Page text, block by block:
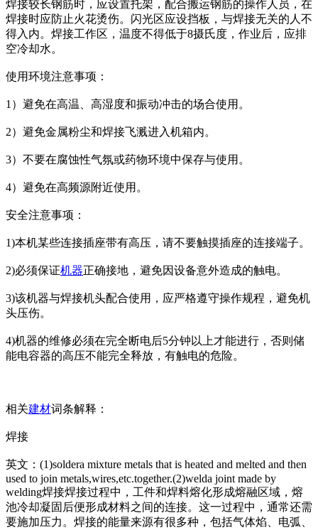
焊接较长钢筋时，应设置托架，配合搬运钢筋的操作人员，在
焊接时应防止火花烫伤。闪光区应设挡板，与焊接无关的人不
得入内。焊接工作区，温度不得低于8摄氏度，作业后，应排
空冷却水。
使用环境注意事项：
1）避免在高温、高湿度和振动冲击的场合使用。
2）避免金属粉尘和焊接飞溅进入机箱内。
3）不要在腐蚀性气氛或药物环境中保存与使用。
4）避免在高频源附近使用。
安全注意事项：
1)本机某些连接插座带有高压，请不要触摸插座的连接端子。
2)必须保证机器正确接地，避免因设备意外造成的触电。
3)该机器与焊接机头配合使用，应严格遵守操作规程，避免机
头压伤。
4)机器的维修必须在完全断电后5分钟以上才能进行，否则储
能电容器的高压不能完全释放，有触电的危险。
相关建材词条解释：
焊接
英文：(1)soldera mixture metals that is heated and melted and then
used to join metals,wires,etc.together.(2)welda joint made by
welding焊接焊接过程中，工件和焊料熔化形成熔融区域，熔
池冷却凝固后便形成材料之间的连接。这一过程中，通常还需
要施加压力。焊接的能量来源有很多种，包括气体焰、电弧、